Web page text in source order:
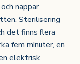
nappar
Sterilisering
det finns flera
fem minuter, en
elektrisk